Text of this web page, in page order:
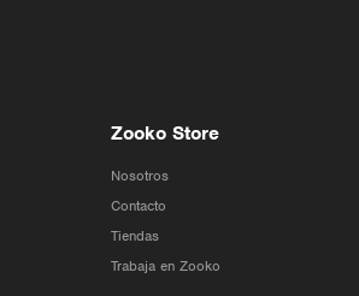
Zooko Store
Nosotros
Contacto
Tiendas
Trabaja en Zooko